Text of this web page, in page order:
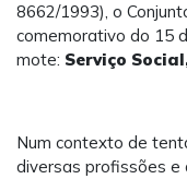
8662/1993), o
comemorativo do 15
mote: Serviço
Num contexto de
diversas profissões e